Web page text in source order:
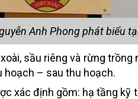
Anh Phong phát biểu
sầu riêng và rừng
hoạch – sau thu hoạch.
xác định gồm: hạ tầng